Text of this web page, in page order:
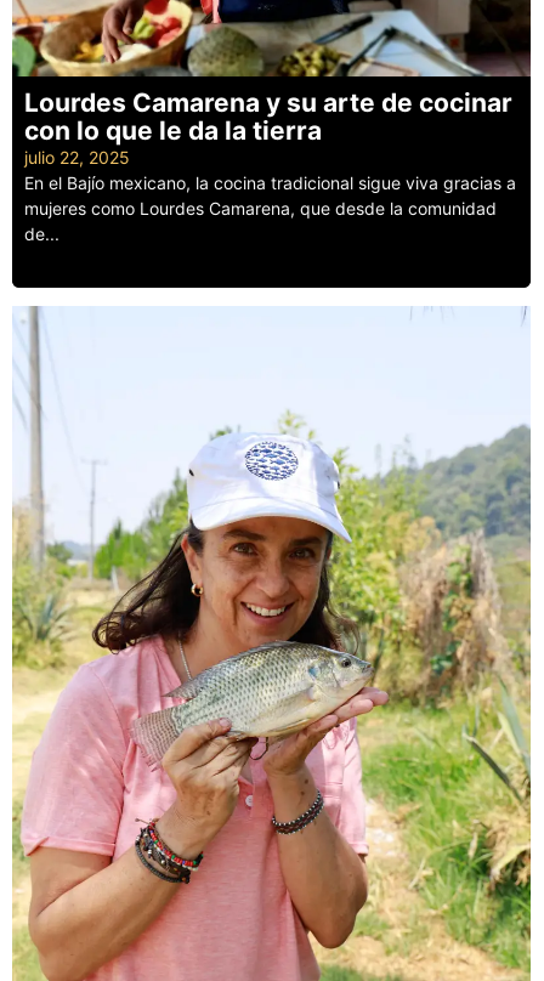
Lourdes Camarena y su arte de cocinar
con lo que le da la tierra
julio 22, 2025
En el Bajío mexicano, la cocina tradicional sigue viva gracias a
mujeres como Lourdes Camarena, que desde la comunidad
de...